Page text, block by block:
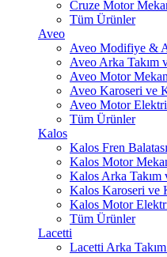
Cruze Motor
Tüm Ürünler
Aveo
Aveo Modifiye &
Aveo Arka Takım
Aveo Motor
Aveo Karoseri ve
Aveo Motor
Tüm Ürünler
Kalos
Kalos Fren
Kalos Motor
Kalos Arka Takım
Kalos Karoseri ve
Kalos Motor
Tüm Ürünler
Lacetti
Lacetti Arka